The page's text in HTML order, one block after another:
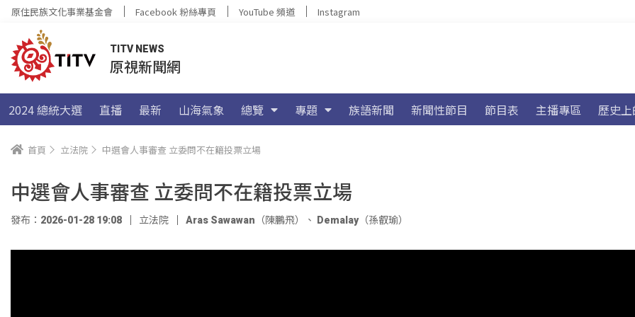
原住民族文化事業基金會 Facebook 粉絲專頁 YouTube 頻道 Instagram
TITV NEWS
原視新聞網
2024 總統大選 直播 最新 山海氣象 總覽 專題 族語新聞 新聞性節目 節目表 主播專區 歷史
首頁 立法院 中選會人事審查 立委問不在籍投票立場
中選會人事審查 立委問不在籍投票立場
發布：2026-01-28 19:08 立法院 Aras Sawawan（陳鵬飛） 、 Demalay（孫叡瑜）